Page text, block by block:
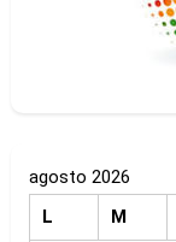
agosto 2026
L
M